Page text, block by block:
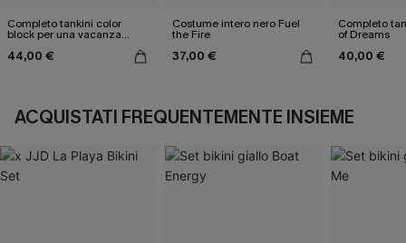
Completo tankini color
block per una vacanza
44,00 €
Costume intero nero Fuel
the Fire
37,00 €
Completo
of Dreams
40,00 €
ACQUISTATI FREQUENTEMENTE INSIEME